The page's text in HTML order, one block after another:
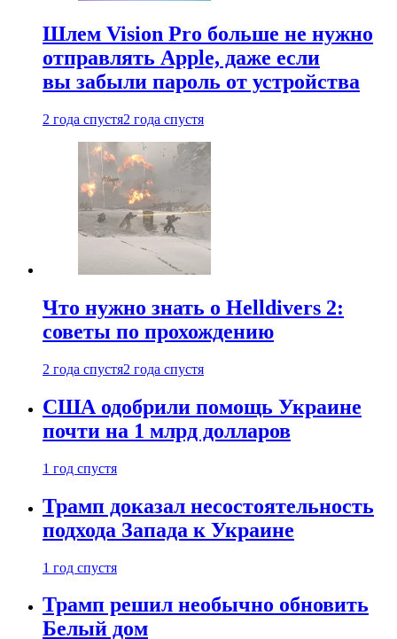
Шлем Vision Pro больше не нужно
отправлять Apple, даже если
вы забыли пароль от устройства
2 года спустя2 года спустя
Что нужно знать о Helldivers 2:
советы по прохождению
2 года спустя2 года спустя
США одобрили помощь Украине
почти на 1 млрд долларов
1 год спустя
Трамп доказал несостоятельность
подхода Запада к Украине
1 год спустя
Трамп решил необычно обновить
Белый дом